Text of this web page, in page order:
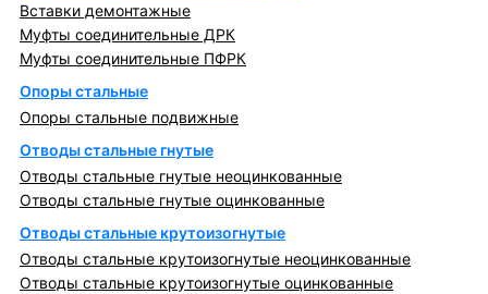
Вставки демонтажные
Муфты соединительные ДРК
Муфты соединительные ПФРК
Опоры стальные
Опоры стальные подвижные
Отводы стальные гнутые
Отводы стальные гнутые неоцинкованные
Отводы стальные гнутые оцинкованные
Отводы стальные крутоизогнутые
Отводы стальные крутоизогнутые неоцинкованные
Отводы стальные крутоизогнутые оцинкованные